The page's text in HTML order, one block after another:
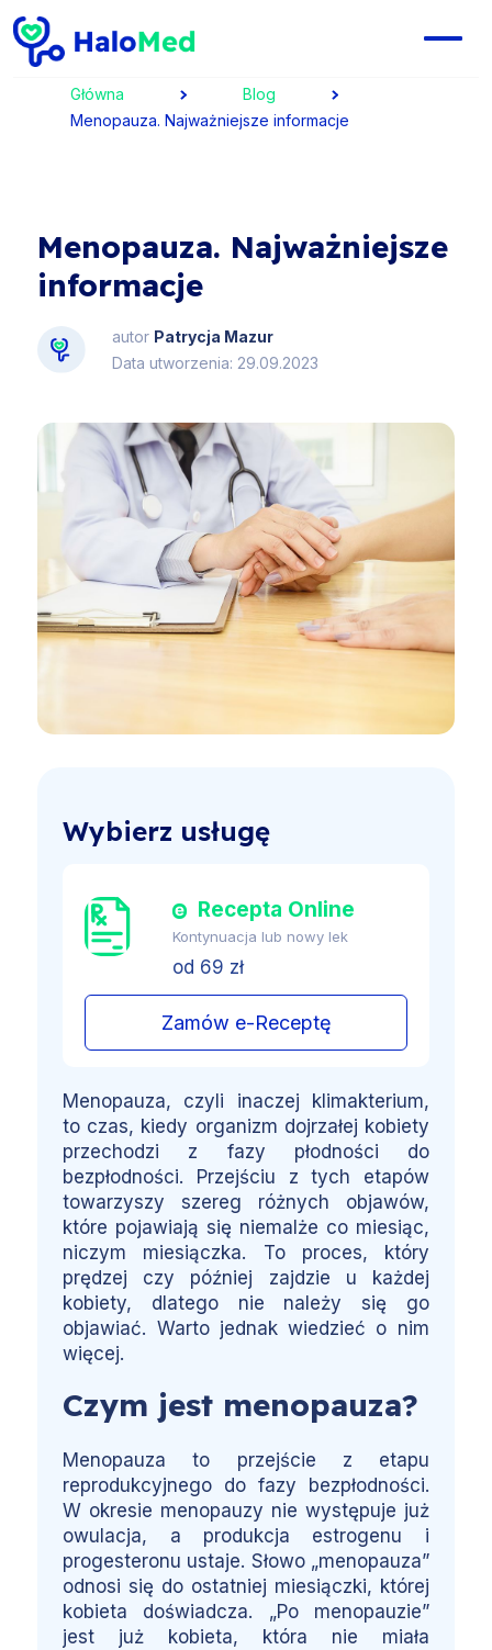
Główna
Blog
Menopauza. Najważniejsze informacje
Menopauza. Najważniejsze
informacje
autor Patrycja Mazur
Data utworzenia: 29.09.2023
Wybierz usługę
Recepta Online
Kontynuacja lub nowy lek
od 69 zł
Zamów e-Receptę
Menopauza, czyli inaczej klimakterium,
to czas, kiedy organizm dojrzałej kobiety
przechodzi z fazy płodności do
bezpłodności. Przejściu z tych etapów
towarzyszy szereg różnych objawów,
które pojawiają się niemalże co miesiąc,
niczym miesiączka. To proces, który
prędzej czy później zajdzie u każdej
kobiety, dlatego nie należy się go
objawiać. Warto jednak wiedzieć o nim
więcej.
Czym jest menopauza?
Menopauza to przejście z etapu
reprodukcyjnego do fazy bezpłodności.
W okresie menopauzy nie występuje już
owulacja, a produkcja estrogenu i
progesteronu ustaje. Słowo „menopauza”
odnosi się do ostatniej miesiączki, której
kobieta doświadcza. „Po menopauzie”
jest już kobieta, która nie miała